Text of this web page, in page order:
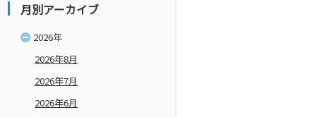
月別アーカイブ
2026年
2026年8月
2026年7月
2026年6月